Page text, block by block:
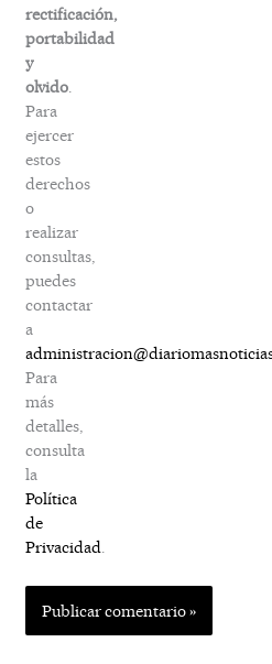
rectificación,
portabilidad
y
olvido.
Para
ejercer
estos
derechos
o
realizar
consultas,
puedes
contactar
a
Para
más
detalles,
consulta
la
Política
de
Privacidad